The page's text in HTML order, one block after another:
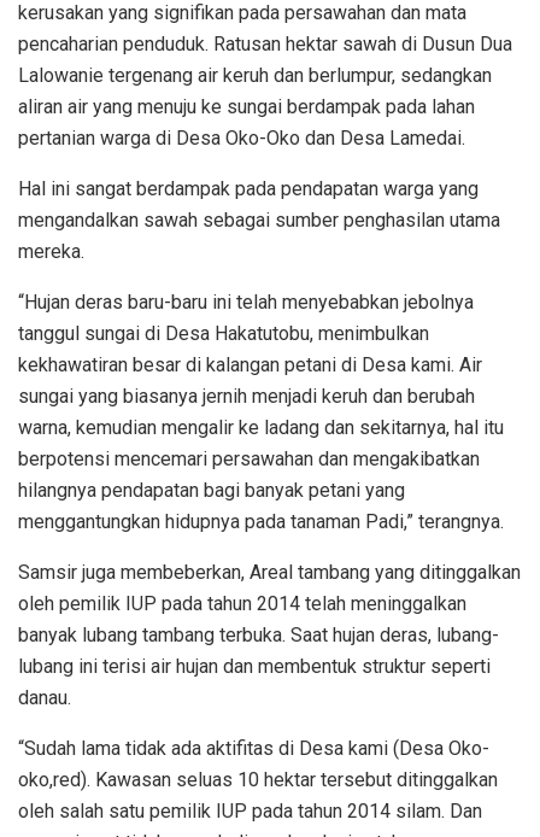
kerusakan yang signifikan pada persawahan dan mata
pencaharian penduduk. Ratusan hektar sawah di Dusun Dua
Lalowanie tergenang air keruh dan berlumpur, sedangkan
aliran air yang menuju ke sungai berdampak pada lahan
pertanian warga di Desa Oko-Oko dan Desa Lamedai.
Hal ini sangat berdampak pada pendapatan warga yang
mengandalkan sawah sebagai sumber penghasilan utama
mereka.
“Hujan deras baru-baru ini telah menyebabkan jebolnya
tanggul sungai di Desa Hakatutobu, menimbulkan
kekhawatiran besar di kalangan petani di Desa kami. Air
sungai yang biasanya jernih menjadi keruh dan berubah
warna, kemudian mengalir ke ladang dan sekitarnya, hal itu
berpotensi mencemari persawahan dan mengakibatkan
hilangnya pendapatan bagi banyak petani yang
menggantungkan hidupnya pada tanaman Padi,” terangnya.
Samsir juga membeberkan, Areal tambang yang ditinggalkan
oleh pemilik IUP pada tahun 2014 telah meninggalkan
banyak lubang tambang terbuka. Saat hujan deras, lubang-
lubang ini terisi air hujan dan membentuk struktur seperti
danau.
“Sudah lama tidak ada aktifitas di Desa kami (Desa Oko-
oko,red). Kawasan seluas 10 hektar tersebut ditinggalkan
oleh salah satu pemilik IUP pada tahun 2014 silam. Dan